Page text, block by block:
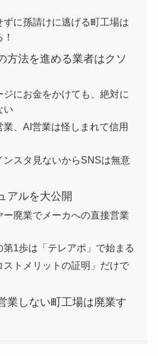
ずに孫請けに逃げる町工場は
方法を進める業者はクソ
ジにお金をかけても、絶対に
い
業、AI営業は怪しまれて信用
ンスタ見ないからSNSは無意
アルを大公開
ー廃業でメーカへの直接営業
第1歩は「テレアポ」で始まる
ストメリットの証明」だけで
業しない町工場は廃業す